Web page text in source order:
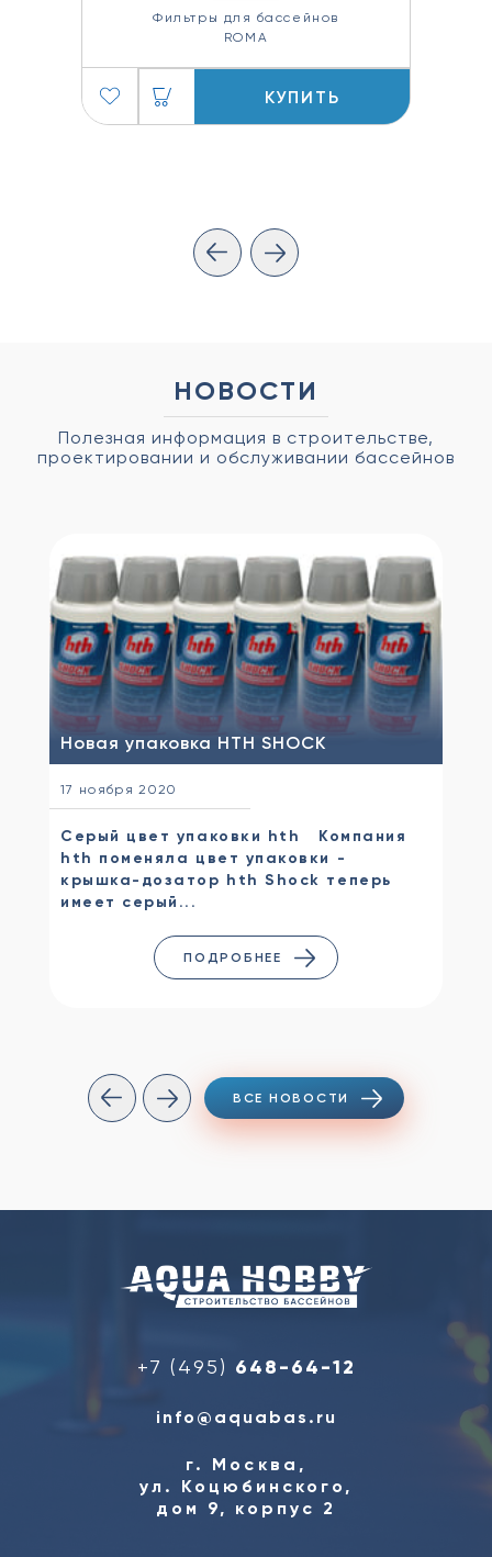
Фильтры для бассейнов
ROMA
КУПИТЬ
НОВОСТИ
Полезная информация в строительстве,
проектировании и обслуживании бассейнов
Новая упаковка HTH SHOCK
17 ноября 2020
Серый цвет упаковки hth Компания
hth поменяла цвет упаковки -
крышка-дозатор hth Shock теперь
имеет серый...
ПОДРОБНЕЕ
ВСЕ НОВОСТИ
+7 (495) 648-64-12
info@aquabas.ru
г. Москва,
ул. Коцюбинского,
дом 9, корпус 2